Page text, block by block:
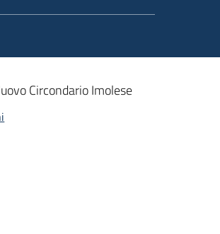
Circondario Imolese